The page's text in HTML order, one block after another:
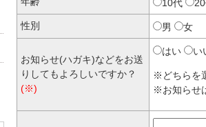
10代
性別 男 女
お知らせ(ハガキ)などをお送
りしてもよろしいですか？
(※)
はい い
※どちらを
※お知らせ